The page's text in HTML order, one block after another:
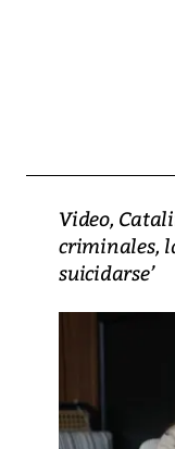
Video,
criminales,
suicidarse’